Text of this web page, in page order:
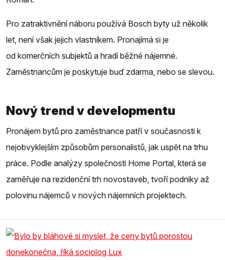
Pro zatraktivnění náboru používá Bosch byty už několik
let, není však jejich vlastníkem. Pronajímá si je
od komerčních subjektů a hradí běžné nájemné.
Zaměstnancům je poskytuje buď zdarma, nebo se slevou.
Nový trend v developmentu
Pronájem bytů pro zaměstnance patří v současnosti k
nejobvyklejším způsobům personalistů, jak uspět na trhu
práce. Podle analýzy společnosti Home Portal, která se
zaměřuje na rezidenční trh novostaveb, tvoří podniky až
polovinu nájemců v nových nájemních projektech.